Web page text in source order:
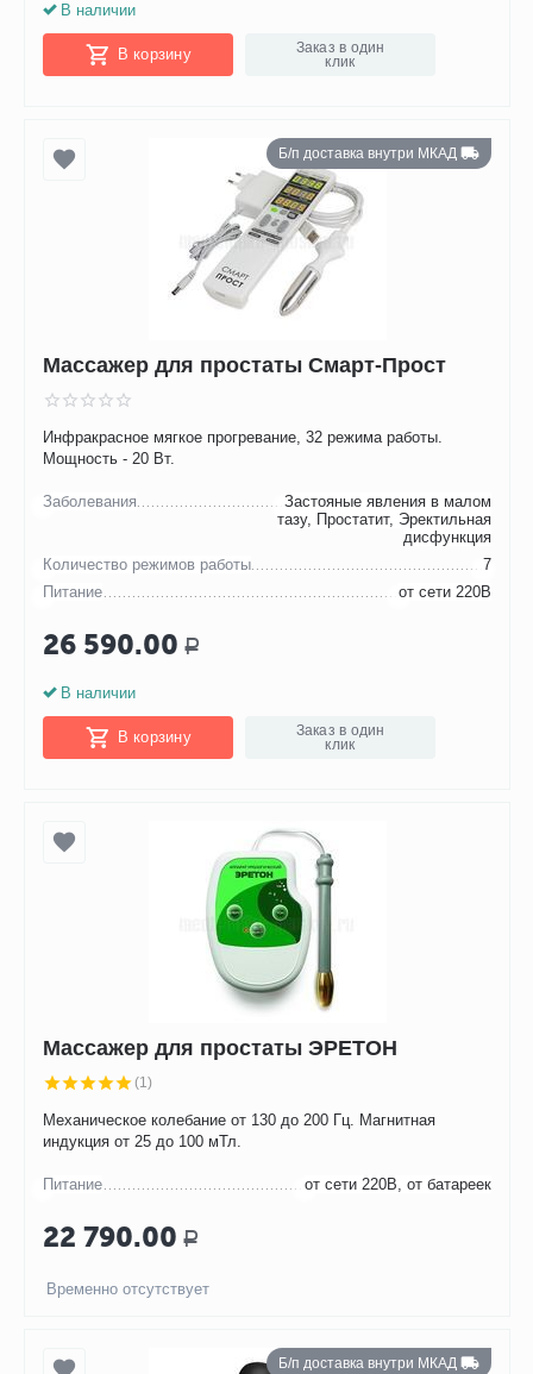
В наличии
В корзину
Заказ в один
клик
Б/п доставка внутри МКАД
Массажер для простаты Смарт-Прост
Инфракрасное мягкое прогревание, 32 режима работы.
Мощность - 20 Вт.
Заболевания
Застояные явления в малом
тазу, Простатит, Эректильная
дисфункция
Количество режимов работы
7
Питание
от сети 220В
26 590.00 Р
В наличии
В корзину
Заказ в один
клик
Массажер для простаты ЭРЕТОН
(1)
Механическое колебание от 130 до 200 Гц. Магнитная
индукция от 25 до 100 мТл.
Питание от сети 220В, от батареек
22 790.00 Р
Временно отсутствует
Б/п доставка внутри МКАД